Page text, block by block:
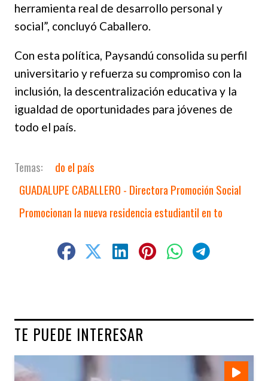
herramienta real de desarrollo personal y
social”, concluyó Caballero.
Con esta política, Paysandú consolida su perfil
universitario y refuerza su compromiso con la
inclusión, la descentralización educativa y la
igualdad de oportunidades para jóvenes de
todo el país.
do el país
GUADALUPE CABALLERO - Directora Promoción Social
Promocionan la nueva residencia estudiantil en to
TE PUEDE INTERESAR